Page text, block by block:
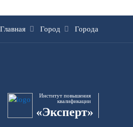
Главная Город Города
Институт повышения
квалификации
«Эксперт»